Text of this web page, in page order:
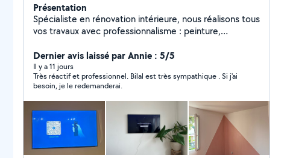
Présentation
Spécialiste en rénovation intérieure, nous réalisons tous
vos travaux avec professionnalisme : peinture,
vous garantissons un travail soigné, des finitions de
qualité et le respect des délais pour donner une
nouvelle vie à votre intérieur. Votre satisfaction est
notre priorité.
Dernier avis laissé par Annie : 5/5
Il y a 11 jours
Très réactif et professionnel. Bilal est très sympathique . Si j'ai
besoin, je le redemanderai.